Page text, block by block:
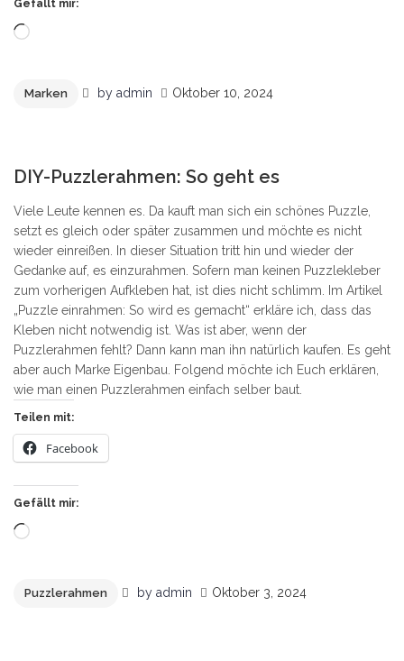
Gefällt mir:
Wird
Marken by admin Oktober 10, 2024
DIY-Puzzlerahmen: So geht es
Viele Leute kennen es. Da kauft man sich ein schönes Puzzle,
setzt es gleich oder später zusammen und möchte es nicht
wieder einreißen. In dieser Situation tritt hin und wieder der
Gedanke auf, es einzurahmen. Sofern man keinen Puzzlekleber
zum vorherigen Aufkleben hat, ist dies nicht schlimm. Im Artikel
„Puzzle einrahmen: So wird es gemacht“ erkläre ich, dass das
Kleben nicht notwendig ist. Was ist aber, wenn der
Puzzlerahmen fehlt? Dann kann man ihn natürlich kaufen. Es geht
aber auch Marke Eigenbau. Folgend möchte ich Euch erklären,
wie man einen Puzzlerahmen einfach selber baut.
Teilen mit:
Facebook
Gefällt mir:
Wird
Puzzlerahmen by admin Oktober 3, 2024